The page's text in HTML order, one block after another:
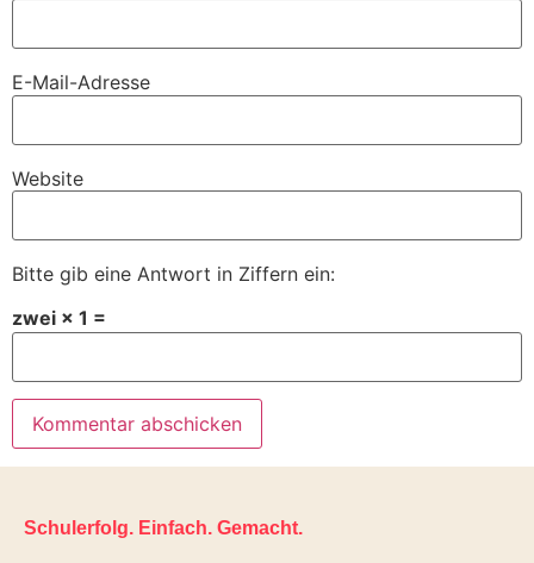
E-Mail-Adresse
Website
Bitte gib eine Antwort in Ziffern ein:
zwei × 1 =
Schulerfolg. Einfach. Gemacht.